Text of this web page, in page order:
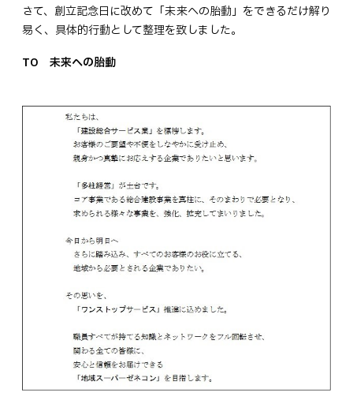
さて、創立記念日に改めて「未来への胎動」をできるだけ解り
易く、具体的行動として整理を致しました。
TO 未来への胎動